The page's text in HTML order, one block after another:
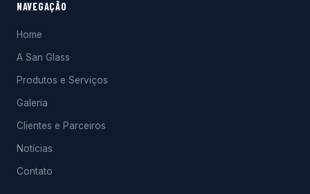
NAVEGAÇÃO
Home
A San Glass
Produtos e Serviços
Galeria
Clientes e Parceiros
Notícias
Contato